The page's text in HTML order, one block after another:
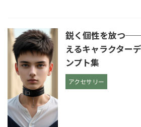
鋭く個性を放つ
えるキャラクター
ンプト集
アクセサリー